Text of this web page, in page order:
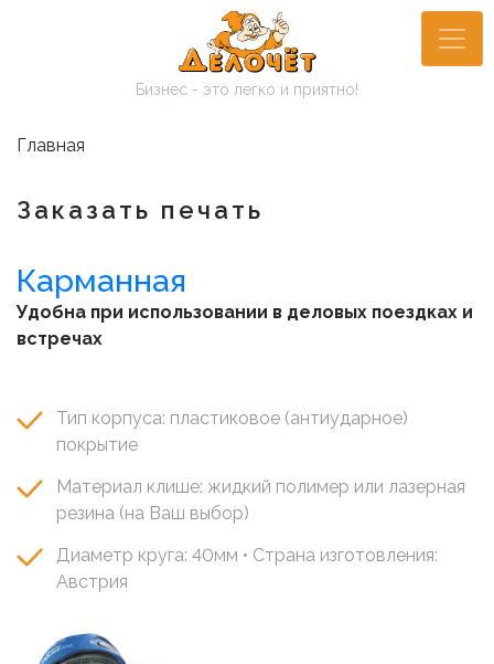
Бизнес - это легко и приятно!
Главная
Заказать печать
Карманная
Удобна при использовании в деловых поездках и
встречах
Тип корпуса: пластиковое (антиударное)
покрытие
Материал клише: жидкий полимер или лазерная
резина (на Ваш выбор)
Диаметр круга: 40мм • Страна изготовления:
Австрия
Image